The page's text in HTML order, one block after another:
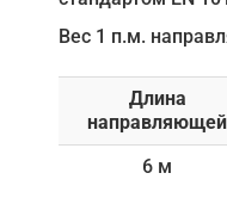
Вес 1 п.м.
Длина
направляющей
6 м